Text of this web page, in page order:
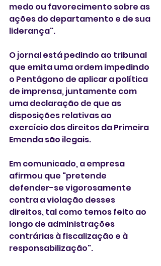
medo ou favorecimento sobre as
ações do departamento e de sua
liderança".
O jornal está pedindo ao tribunal
que emita uma ordem impedindo
o Pentágono de aplicar a política
de imprensa, juntamente com
uma declaração de que as
disposições relativas ao
exercício dos direitos da Primeira
Emenda são ilegais.
Em comunicado, a empresa
afirmou que "pretende
defender-se vigorosamente
contra a violação desses
direitos, tal como temos feito ao
longo de administrações
contrárias à fiscalização e à
responsabilização".